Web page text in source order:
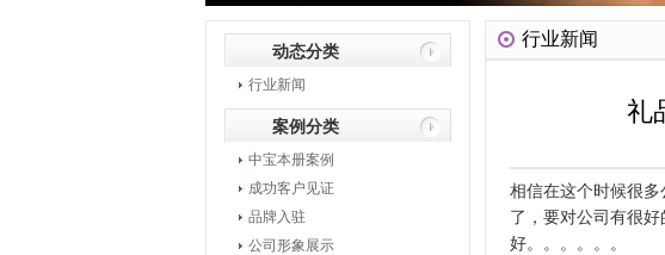
动态分类
行业新闻
案例分类
中宝本册案例
成功客户见证
品牌入驻
公司形象展示
行业新闻
礼
相信在这个时候很
了，要对公司有很
好。。。。。。